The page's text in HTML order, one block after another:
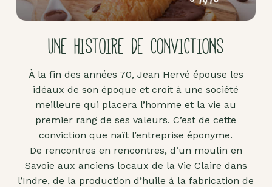
UNE HISTOIRE DE CONVICTIONS
À la fin des années 70, Jean Hervé épouse les
idéaux de son époque et croit à une société
meilleure qui placera l’homme et la vie au
premier rang de ses valeurs. C’est de cette
conviction que naît l’entreprise éponyme.
De rencontres en rencontres, d’un moulin en
Savoie aux anciens locaux de la Vie Claire dans
l’Indre, de la production d’huile à la fabrication de
Produits
Purées
fruits
secs
Purées
sucrées
dites
"confits"
Livres